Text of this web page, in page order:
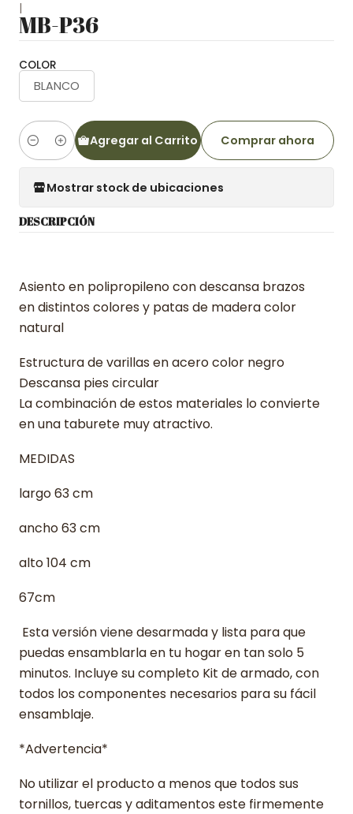
|
MB-P36
COLOR
BLANCO
Cantidad
Agregar al Carrito Comprar ahora
Mostrar stock de ubicaciones
DESCRIPCIÓN
Asiento en polipropileno con descansa brazos
en distintos colores y patas de madera color
natural
Estructura de varillas en acero color negro
Descansa pies circular
La combinación de estos materiales lo convierte
en una taburete muy atractivo.
MEDIDAS
largo 63 cm
ancho 63 cm
alto 104 cm
67cm
Esta versión viene desarmada y lista para que
puedas ensamblarla en tu hogar en tan solo 5
minutos. Incluye su completo Kit de armado, con
todos los componentes necesarios para su fácil
ensamblaje.
*Advertencia*
No utilizar el producto a menos que todos sus
tornillos, tuercas y aditamentos este firmemente